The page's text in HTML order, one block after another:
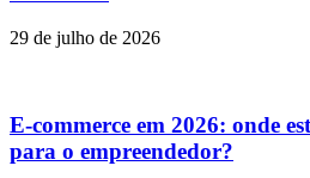
29 de julho de 2026
E-commerce em 2026: onde
para o empreendedor?